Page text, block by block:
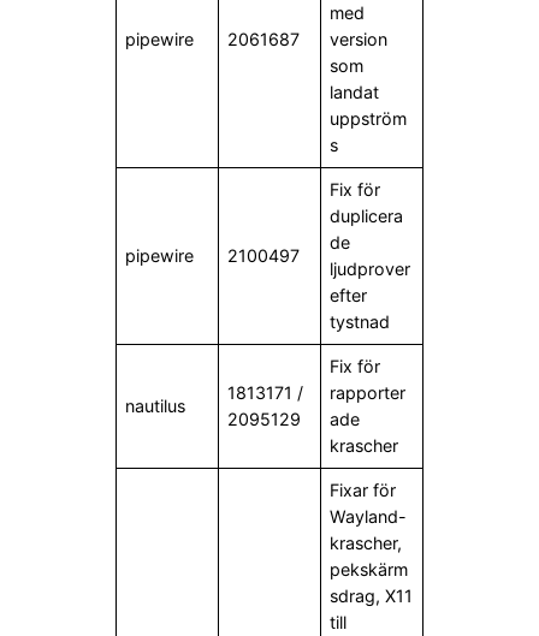
pipewire 2061687
med
version
som
landat
uppström
s
pipewire 2100497
Fix för
duplicera
de
ljudprover
efter
tystnad
nautilus
1813171 /
2095129
Fix för
rapporter
ade
krascher
Fixar för
Wayland-
krascher,
pekskärm
sdrag, X11
till